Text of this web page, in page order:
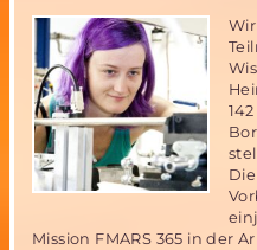
Mission FMARS 365 in der